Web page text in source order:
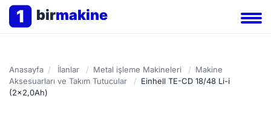
1 birmakine
Anasayfa / İlanlar / Metal işleme Makineleri / Makine
Aksesuarları ve Takım Tutucular
/ Einhell TE-CD 18/48 Li-i
(2x2,0Ah)